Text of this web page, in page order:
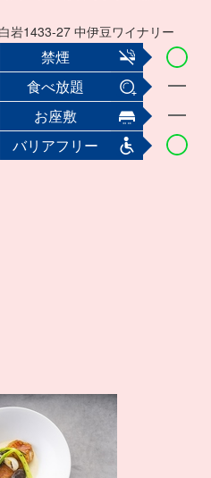
岩1433-27 中伊豆ワイナリー
禁煙
食べ放題
お座敷
バリアフリー